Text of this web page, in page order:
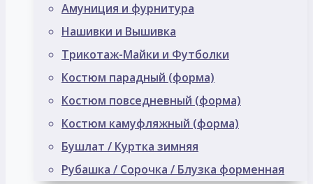
Амуниция и фурнитура
Нашивки и Вышивка
Трикотаж-Майки и Футболки
Костюм парадный (форма)
Костюм повседневный (форма)
Костюм камуфляжный (форма)
Бушлат / Куртка зимняя
Рубашка / Сорочка / Блузка форменная